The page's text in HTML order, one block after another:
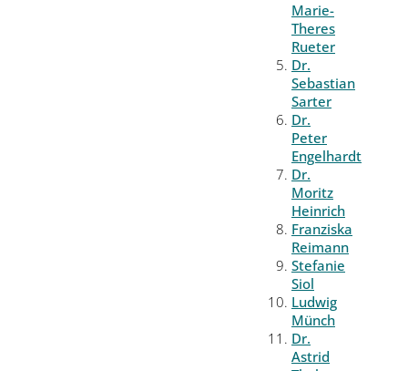
Marie-
Theres
Rueter
Dr.
Sebastian
Sarter
Dr.
Peter
Engelhardt
Dr.
Moritz
Heinrich
Franziska
Reimann
Stefanie
Siol
Ludwig
Münch
Dr.
Astrid